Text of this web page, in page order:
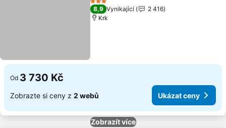
3 Počet hvězdiček
8,9 Vynikající
2 416
Krk
Od 3 730 Kč
Zobrazte si ceny z 2 webů Ukázat ceny
Zobrazít více